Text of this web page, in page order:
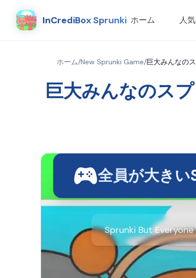
InCrediBox Sprunki ホーム 人
ホーム/New Sprunki Game/巨大みんなの
巨大みんなのス
全員が大き
Sprunki But Everyone